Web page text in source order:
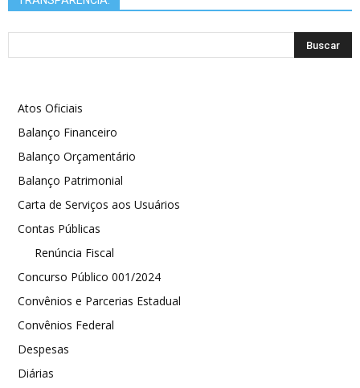
Atos Oficiais
Balanço Financeiro
Balanço Orçamentário
Balanço Patrimonial
Carta de Serviços aos Usuários
Contas Públicas
Renúncia Fiscal
Concurso Público 001/2024
Convênios e Parcerias Estadual
Convênios Federal
Despesas
Diárias